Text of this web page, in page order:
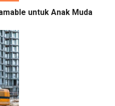
untuk Anak Muda